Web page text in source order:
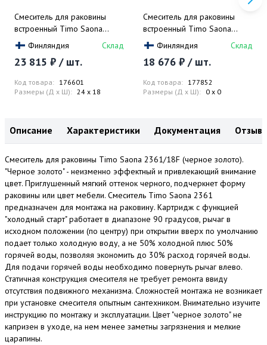
Смеситель для раковины
встроенный Timo Saona
2371/18SM (черное золото)
Финляндия Склад
23 815 ₽ / шт.
Код товара: 176601
Размеры (Д x Ш): 24 x 18
Смеситель для раковины
встроенный Timo Saona
2372/03SM (черный
матовый), скрытая часть в
комплекте
Финляндия Склад
18 676 ₽ / шт.
Код товара: 177852
Размеры (Д x Ш): 0 x 0
Описание Характеристики Документация
Смеситель для раковины Timo Saona 2361/18F (черное золото).
"Черное золото" - неизменно эффектный и привлекающий внимание
цвет. Приглушенный мягкий оттенок черного, подчеркнет форму
раковины или цвет мебели. Смеситель Timo Saona 2361
предназначен для монтажа на раковину. Картридж с функцией
"холодный старт" работает в диапазоне 90 градусов, рычаг в
исходном положении (по центру) при открытии вверх по умолчанию
подает только холодную воду, а не 50% холодной плюс 50%
горячей воды, позволяя экономить до 30% расход горячей воды.
Для подачи горячей воды необходимо повернуть рычаг влево.
Статичная конструкция смесителя не требует ремонта ввиду
отсутствия подвижного механизма. Сложностей монтажа не возникает
при установке смесителя опытным сантехником. Внимательно изучите
инструкцию по монтажу и эксплуатации. Цвет "черное золото" не
капризен в уходе, на нем менее заметны загрязнения и мелкие
царапины.